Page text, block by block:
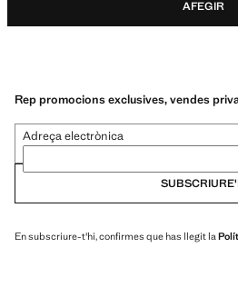
AFEGIR
Rep promocions exclusives, vendes
Adreça electrònica
En subscriure-t'hi, confirmes que has llegit la